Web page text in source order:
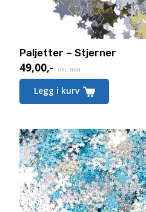
Paljetter – Stjerner
49,00,- eks. mva.
Legg i kurv